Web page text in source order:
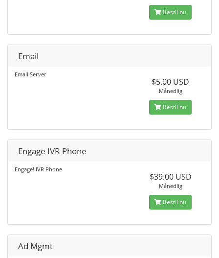
Bestil nu
Email
Email Server
$5.00 USD
Månedlig
Bestil nu
Engage IVR Phone
Engage! IVR Phone
$39.00 USD
Månedlig
Bestil nu
Ad Mgmt